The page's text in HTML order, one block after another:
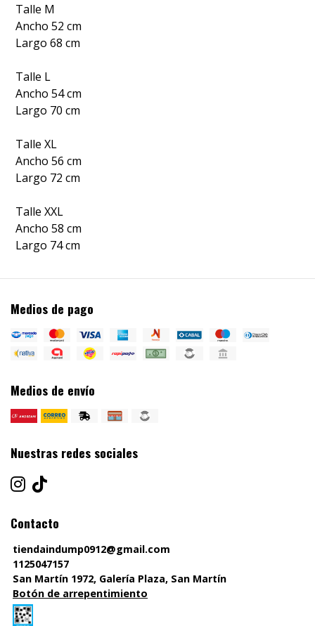
Talle M
Ancho 52 cm
Largo 68 cm
Talle L
Ancho 54 cm
Largo 70 cm
Talle XL
Ancho 56 cm
Largo 72 cm
Talle XXL
Ancho 58 cm
Largo 74 cm
Medios de pago
Medios de envío
Nuestras redes sociales
Contacto
tiendaindump0912@gmail.com
1125047157
San Martín 1972, Galería Plaza, San Martín
Botón de arrepentimiento